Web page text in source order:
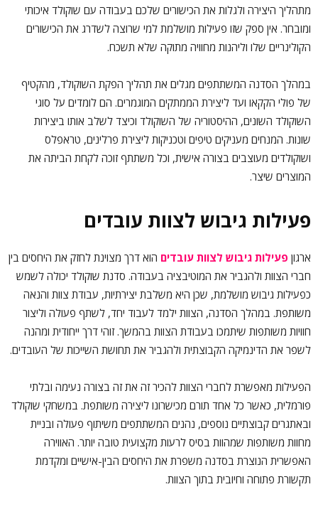
מתהליך היצירה ולגלות את הכישורים שלכם בעבודה עם שוקולד איכותי
ומובחר. אין ספק שזו פעילות מושלמת למי שרוצה לשדרג את הכישורים
הקולינריים שלו וליהנות מחוויה מתוקה שלא תשכח.
במהלך הסדנה המשתתפים מגלים את תהליך הפקת השוקולד, מהקטיף
של פולי הקקאו ועד ליצירת הממתקים המוגמרים. הם לומדים על סוגי
השוקולד השונים, ההיסטוריה של השוקולד וכיצד לשלב אותו ביצירות
שונות. המנחים מעניקים טיפים וטכניקות ליצירת פרלינים, טראפלס
ושוקולדים מעוצבים בצורה אישית, וכל משתתף זוכה לקחת הביתה את
המוצרים שיצר.
פעילות גיבוש לצוות עובדים
ארגון פעילות גיבוש לצוות עובדים הוא דרך מצוינת לחזק את היחסים בין
חברי הצוות ולהגביר את המוטיבציה בעבודה. סדנת שוקולד יכולה לשמש
כפעילות גיבוש מושלמת, שכן היא משלבת יצירתיות, עבודת צוות והנאה
משותפת. במהלך הסדנה, הצוות ילמד לעבוד יחד, לשתף פעולה וליצור
חוויות משותפות שיתמכו בעבודת הצוות בהמשך. זוהי דרך ייחודית ומהנה
לשפר את הדינמיקה הקבוצתית ולהגביר את תחושת השייכות של העובדים.
הפעילות מאפשרת לחברי הצוות להכיר זה את זה בצורה נעימה ובלתי
פורמלית, כאשר כל אחד תורם מכישרונו ליצירה משותפת. במשחקי שוקולד
ובאתגרים קבוצתיים נוספים, נהנים המשתתפים משיתוף פעולה ובניית
מחוות משותפות שמהוות בסיס לרעות מקצועית טובה יותר. האווירה
האפשרית הנוצרת בסדנה משפרת את היחסים הבין-אישיים ומקדמת
תקשורת פתוחה וחיובית בתוך הצוות.